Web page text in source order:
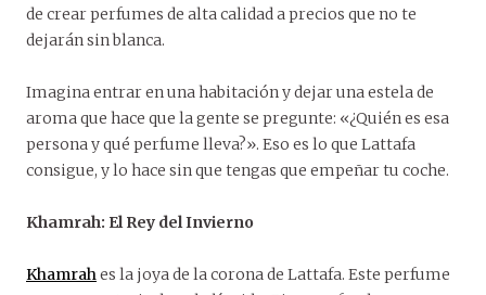
de crear perfumes de alta calidad a precios que no te
dejarán sin blanca.
Imagina entrar en una habitación y dejar una estela de
aroma que hace que la gente se pregunte: «¿Quién es esa
persona y qué perfume lleva?». Eso es lo que Lattafa
consigue, y lo hace sin que tengas que empeñar tu coche.
Khamrah: El Rey del Invierno
Khamrahes la joya de la corona de Lattafa. Este perfume